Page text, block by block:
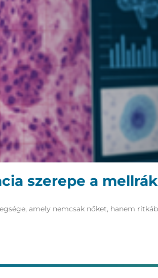
szerepe a
amely nemcsak nőket, hanem